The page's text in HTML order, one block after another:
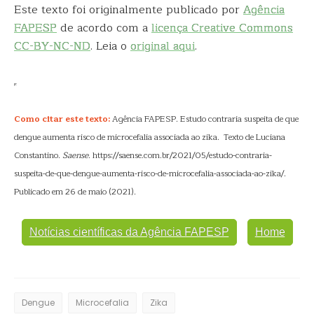
Este texto foi originalmente publicado porAgência
FAPESPde acordo com alicença Creative Commons
CC-BY-NC-ND. Leia o original aqui.
Como citar este texto:Agência FAPESP. Estudo contraria suspeita de que
dengue aumenta risco de microcefalia associada ao zika. Texto de Luciana
Constantino. Saense. https://saense.com.br/2021/05/estudo-contraria-
suspeita-de-que-dengue-aumenta-risco-de-microcefalia-associada-ao-zika/.
Publicado em 26 de maio (2021).
Notícias científicas da Agência FAPESP Home
Dengue Microcefalia Zika